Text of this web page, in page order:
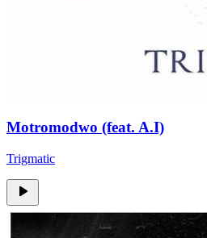
Motromodwo (feat. A.I)
Trigmatic